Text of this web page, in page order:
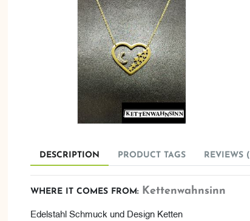
DESCRIPTION PRODUCT TAGS REVIEWS
WHERE IT COMES FROM: Kettenwahnsinn
Edelstahl Schmuck und Design Ketten